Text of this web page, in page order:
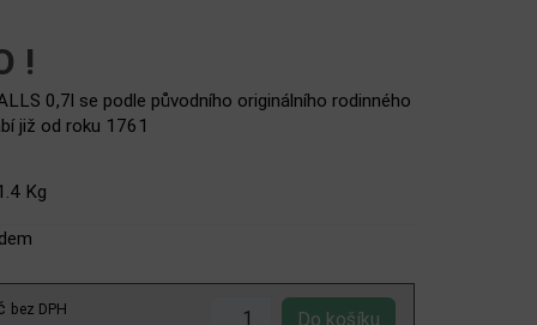
!
0,7l se podle původního originálního rodinného
již od roku 1761
Kg
bez DPH